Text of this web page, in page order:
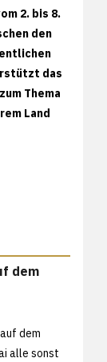
2. bis 8.
den
das
Thema
Land
dem
dem
alle sonst